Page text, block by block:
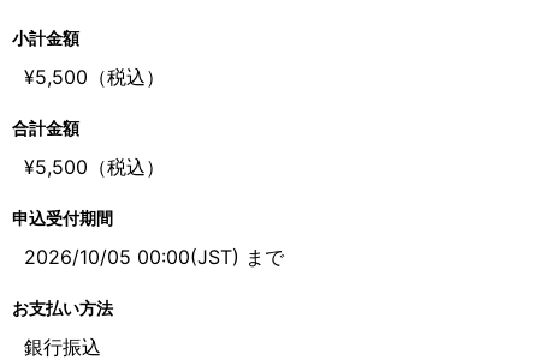
小計金額
¥5,500（税込）
合計金額
¥5,500（税込）
申込受付期間
2026/10/05 00:00(JST) まで
お支払い方法
銀行振込